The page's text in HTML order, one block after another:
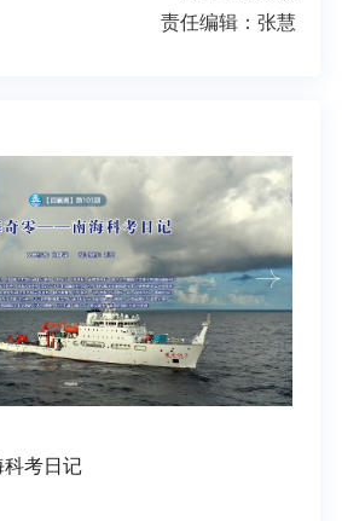
责任编辑：张慧
考日记